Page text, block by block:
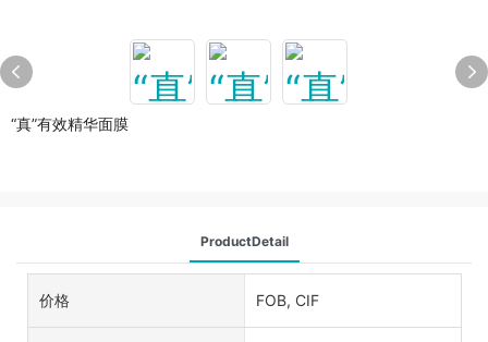
“真”有效精华面膜
ProductDetail
价格 FOB, CIF